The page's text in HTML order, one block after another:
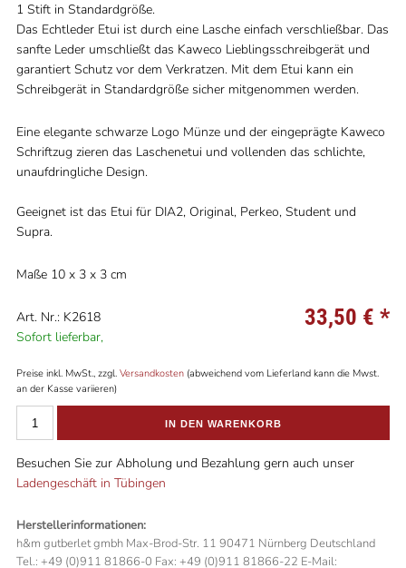
1 Stift in Standardgröße.
Das Echtleder Etui ist durch eine Lasche einfach verschließbar. Das
sanfte Leder umschließt das Kaweco Lieblingsschreibgerät und
garantiert Schutz vor dem Verkratzen. Mit dem Etui kann ein
Schreibgerät in Standardgröße sicher mitgenommen werden.
Eine elegante schwarze Logo Münze und der eingeprägte Kaweco
Schriftzug zieren das Laschenetui und vollenden das schlichte,
unaufdringliche Design.
Geeignet ist das Etui für DIA2, Original, Perkeo, Student und
Supra.
Maße 10 x 3 x 3 cm
Art. Nr.: K2618
Sofort lieferbar,
33,50 € *
Preise inkl. MwSt., zzgl. Versandkosten(abweichend vom Lieferland kann die Mwst.
an der Kasse variieren)
IN DEN WARENKORB
Besuchen Sie zur Abholung und Bezahlung gern auch unser
Ladengeschäft in Tübingen
Herstellerinformationen:
h&m gutberlet gmbh Max-Brod-Str. 11 90471 Nürnberg Deutschland
Tel.: +49 (0)911 81866-0 Fax: +49 (0)911 81866-22 E-Mail: